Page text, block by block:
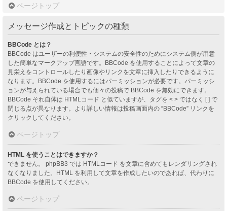
ページトップ
メッセージ作成とトピックの種類
BBCode とは？
BBCode はユーザーの利便性・システムの安全性のためにシステム側が用意
した簡単なマークアップ言語です。BBCode を使用することによって文章の
見栄えをコントロールしたり画像やリンクを文章に挿入したりできるように
なります。BBCode を使用するにはパーミッションが必要です。パーミッシ
ョンが与えられている場合でも個々の投稿で BBCode を無効にできます。
BBCode それ自体は HTMLコード と似ていますが、タグを < > ではなく [ ] で
閉じる点が異なります。より詳しい情報は投稿画面内の “BBCode” リンクを
クリックしてください。
ページトップ
HTML を使うことはできますか？
できません。 phpBB3 では HTMLコード を文章に含めてもレンダリングされ
なくなりました。HTML を利用して文章を作成したいのであれば、代わりに
BBCode を使用してください。
ページトップ